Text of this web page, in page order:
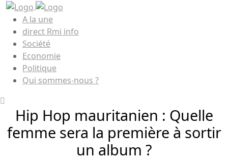
A la une
direct Rmi info
Société
Economie
Politique
Qui sommes-nous ?
Hip Hop mauritanien : Quelle
femme sera la première à sortir
un album ?